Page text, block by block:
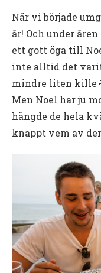
När vi började
år! Och under
ett gott öga till
inte alltid det
mindre liten kille
Men Noel har ju
hängde de hela
knappt vem av